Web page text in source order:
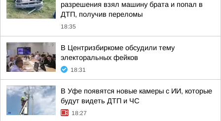
разрешения взял машину брата и попал в
ДТП, получив переломы
18:35
В Центризбиркоме обсудили тему
электоральных фейков
18:31
В Уфе появятся новые камеры с ИИ, которые
будут видеть ДТП и ЧС
18:27